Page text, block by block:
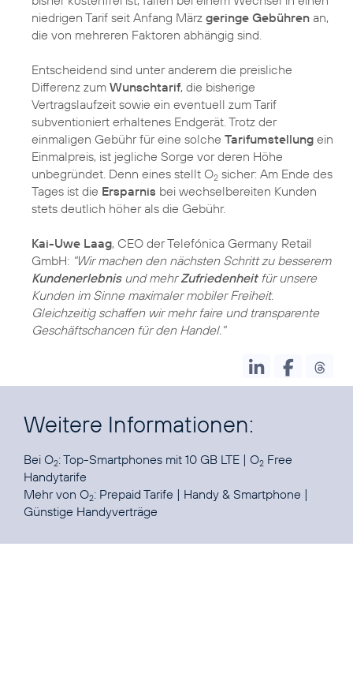
niedrigen Tarif seit Anfang März geringe Gebühren an,
die von mehreren Faktoren abhängig sind.
Entscheidend sind unter anderem die preisliche
Differenz zum Wunschtarif, die bisherige
Vertragslaufzeit sowie ein eventuell zum Tarif
subventioniert erhaltenes Endgerät. Trotz der
einmaligen Gebühr für eine solche Tarifumstellung ein
Einmalpreis, ist jegliche Sorge vor deren Höhe
unbegründet. Denn eines stellt O2 sicher: Am Ende des
Tages ist die Ersparnis bei wechselbereiten Kunden
stets deutlich höher als die Gebühr.
Kai-Uwe Laag, CEO der Telefónica Germany Retail
GmbH: "Wir machen den nächsten Schritt zu besserem
Kundenerlebnisund mehrZufriedenheitfür unsere
Kunden im Sinne maximaler mobiler Freiheit.
Gleichzeitig schaffen wir mehr faire und transparente
Geschäftschancen für den Handel."
Weitere Informationen:
Bei O2:Top-Smartphones mit 10 GB LTE | O2 Free
Handytarife
Mehr von O2: Prepaid Tarife | Handy & Smartphone |
Günstige Handyverträge